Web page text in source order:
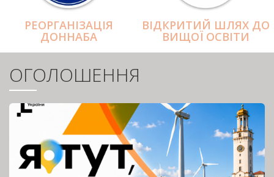
РЕОРГАНІЗАЦІЯ
ДОННАБА
ВІДКРИТИЙ ШЛЯХ ДО
ВИЩОЇ ОСВІТИ
ОГОЛОШЕННЯ